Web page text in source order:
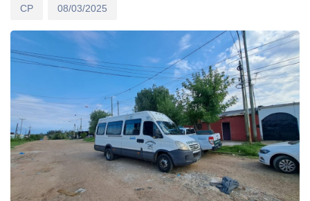
CP 08/03/2025